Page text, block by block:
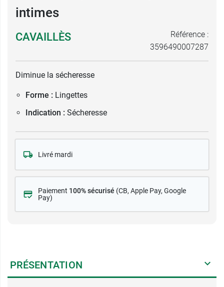
intimes
CAVAILLÈS
Référence :
3596490007287
Diminue la sécheresse
Forme : Lingettes
Indication : Sécheresse
Livré mardi
Paiement 100% sécurisé (CB, Apple Pay, Google
Pay)
PRÉSENTATION